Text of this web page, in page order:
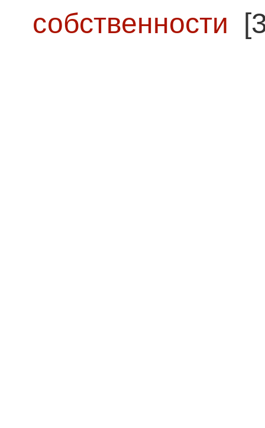
собственности